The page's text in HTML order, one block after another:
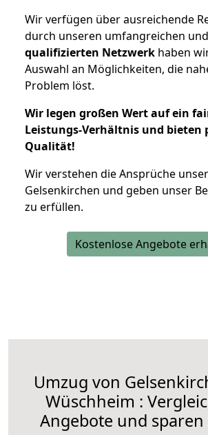
Wir verfügen über ausreichende
durch unseren umfangreichen und
qualifizierten Netzwerk haben
Auswahl an Möglichkeiten, die
Problem löst.
Wir legen großen Wert auf ein
Leistungs-Verhältnis und bieten
Qualität!
Wir verstehen die Ansprüche
Gelsenkirchen und geben unser
zu erfüllen.
Kostenlose Angebote
Umzug von
Wüschheim :
Angebote und sparen